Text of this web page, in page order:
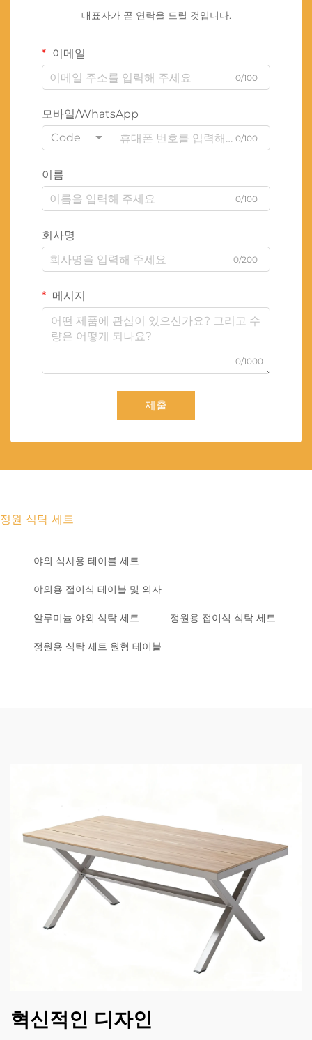
대표자가 곧 연락을 드릴 것입니다.
이메일
0/100
모바일/WhatsApp
Code
0/100
이름
0/100
회사명
0/200
메시지
0/1000
제출
정원 식탁 세트
야외 식사용 테이블 세트
야외용 접이식 테이블 및 의자
알루미늄 야외 식탁 세트 정원용 접이식 식탁 세트
정원용 식탁 세트 원형 테이블
혁신적인 디자인